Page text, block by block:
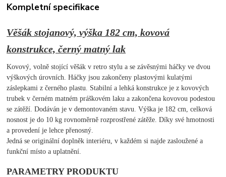
Kompletní specifikace
Věšák stojanový, výška 182 cm, kovová
konstrukce, černý matný lak
Kovový, volně stojící věšák v retro stylu a se závěsnými háčky ve dvou
výškových úrovních. Háčky jsou zakončeny plastovými kulatými
záslepkami z černého plastu. Stabilní a lehká konstrukce je z kovových
trubek v černém matném práškovém laku a zakončena kovovou podestou
se zátěží. Dodáván je v demontovaném stavu. Výška je 182 cm, celková
nosnost je do 10 kg rovnoměrně rozprostřené zátěže. Díky své hmotnosti
a provedení je lehce přenosný.
Jedná se originální doplněk interiéru, v každém si najde zasloužené a
funkční místo a uplatnění.
PARAMETRY PRODUKTU